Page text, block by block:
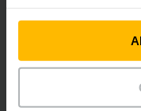
cada pequena
melhoria da pegada
equipamento de